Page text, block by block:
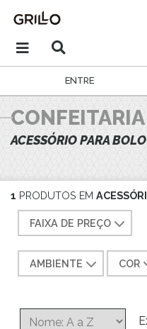
ENTRE
CONFEITARIA
ACESSÓRIO PARA BOLO
1 PRODUTOS EM
FAIXA DE PREÇO
AMBIENTE COR